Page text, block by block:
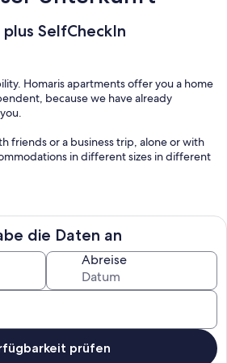
SelfCheckIn
Homaris apartments offer you a home
because we have already
friends or a business trip, alone or with
in different sizes in different
to be desired. Each apartment at
is individual. Just like you!
offers space for up to 5 people.
with direct street access, the former
into a 2 bedroom apartment.
die Daten an
Abreise
prüfen